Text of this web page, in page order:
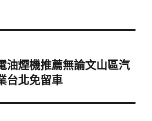
油煙機推薦無論文山區汽
台北免留車